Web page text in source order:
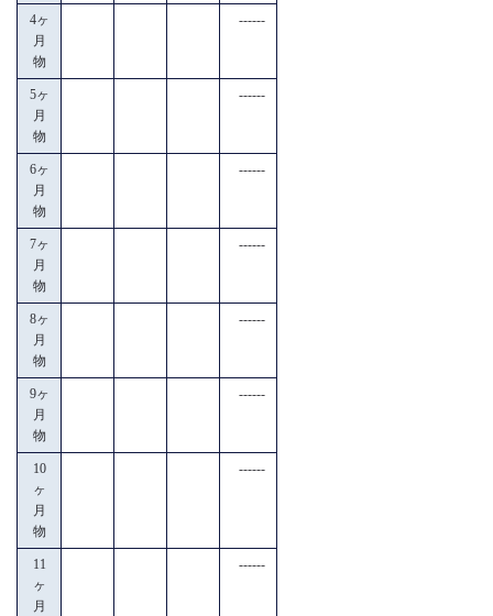
4ヶ
月
物
------
5ヶ
月
物
------
6ヶ
月
物
------
7ヶ
月
物
------
8ヶ
月
物
------
9ヶ
月
物
------
10
ヶ
月
物
------
11
ヶ
月
------